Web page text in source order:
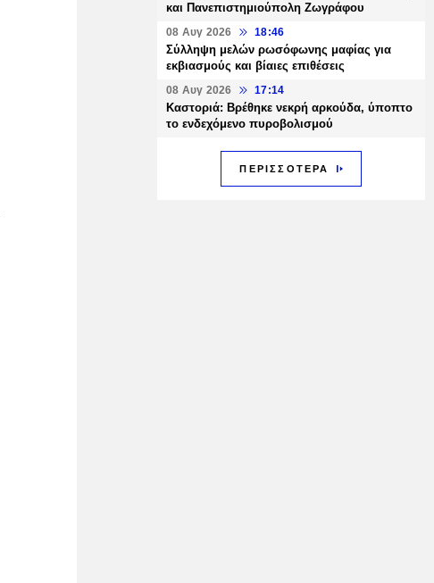
και Πανεπιστημιούπολη Ζωγράφου
08 Αυγ 2026 18:46
Σύλληψη μελών ρωσόφωνης μαφίας για
εκβιασμούς και βίαιες επιθέσεις
08 Αυγ 2026 17:14
Καστοριά: Βρέθηκε νεκρή αρκούδα, ύποπτο
το ενδεχόμενο πυροβολισμού
ΠΕΡΙΣΣΟΤΕΡΑ